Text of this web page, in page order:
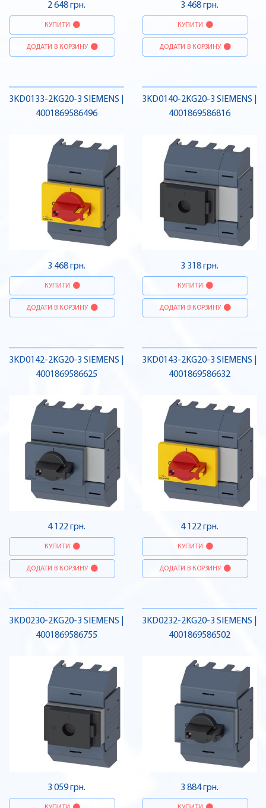
2 648 грн.
КУПИТИ
ДОДАТИ В КОРЗИНУ
3 468 грн.
КУПИТИ
ДОДАТИ В КОРЗИНУ
3KD0133-2KG20-3 SIEMENS |
4001869586496
3 468 грн.
КУПИТИ
ДОДАТИ В КОРЗИНУ
3KD0140-2KG20-3 SIEMENS |
4001869586816
3 318 грн.
КУПИТИ
ДОДАТИ В КОРЗИНУ
3KD0142-2KG20-3 SIEMENS |
4001869586625
4 122 грн.
КУПИТИ
ДОДАТИ В КОРЗИНУ
3KD0143-2KG20-3 SIEMENS |
4001869586632
4 122 грн.
КУПИТИ
ДОДАТИ В КОРЗИНУ
3KD0230-2KG20-3 SIEMENS |
4001869586755
3 059 грн.
3KD0232-2KG20-3 SIEMENS |
4001869586502
3 884 грн.